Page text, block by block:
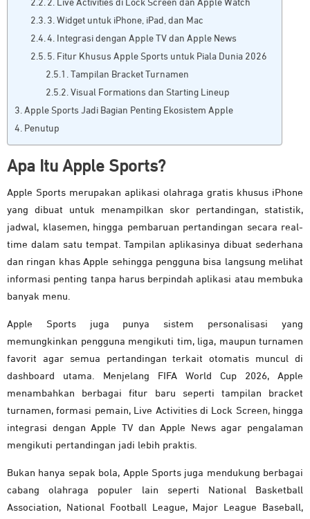
2. Live Activities di Lock Screen dan Apple Watch
3. Widget untuk iPhone, iPad, dan Mac
4. Integrasi dengan Apple TV dan Apple News
5. Fitur Khusus Apple Sports untuk Piala Dunia 2026
Tampilan Bracket Turnamen
Visual Formations dan Starting Lineup
Apple Sports Jadi Bagian Penting Ekosistem Apple
Penutup
Apa Itu Apple Sports?
Apple Sports merupakan aplikasi olahraga gratis khusus iPhone
yang dibuat untuk menampilkan skor pertandingan, statistik,
jadwal, klasemen, hingga pembaruan pertandingan secara real-
time dalam satu tempat. Tampilan aplikasinya dibuat sederhana
dan ringan khas Apple sehingga pengguna bisa langsung melihat
informasi penting tanpa harus berpindah aplikasi atau membuka
banyak menu.
Apple Sports juga punya sistem personalisasi yang
memungkinkan pengguna mengikuti tim, liga, maupun turnamen
favorit agar semua pertandingan terkait otomatis muncul di
dashboard utama. Menjelang FIFA World Cup 2026, Apple
menambahkan berbagai fitur baru seperti tampilan bracket
turnamen, formasi pemain, Live Activities di Lock Screen, hingga
integrasi dengan Apple TV dan Apple News agar pengalaman
mengikuti pertandingan jadi lebih praktis.
Bukan hanya sepak bola, Apple Sports juga mendukung berbagai
cabang olahraga populer lain seperti National Basketball
Association, National Football League, Major League Baseball,